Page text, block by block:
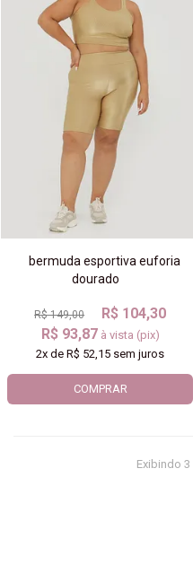
bermuda esportiva euforia
dourado
R$ 149,00
R$ 104,30
R$ 93,87 à vista (pix)
2x deR$ 52,15 sem juros
COMPRAR
Exibindo 3